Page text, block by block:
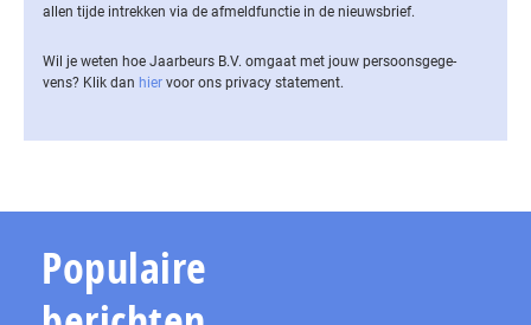
allen tijde intrekken via de af­meld­func­tie in de nieuwsbrief.
Wil je weten hoe Jaarbeurs B.V. omgaat met jouw per­soons­ge­ge­
vens? Klik dan hier voor ons privacy statement.
Populaire